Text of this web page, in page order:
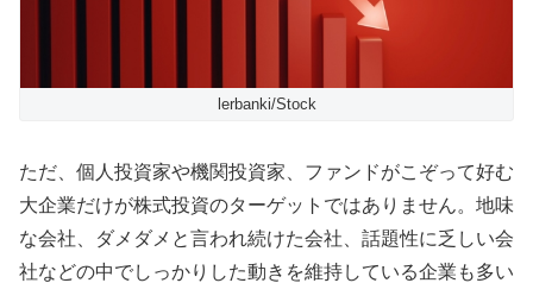
lerbanki/Stock
ただ、個人投資家や機関投資家、ファンドがこぞって好む
大企業だけが株式投資のターゲットではありません。地味
な会社、ダメダメと言われ続けた会社、話題性に乏しい会
社などの中でしっかりした動きを維持している企業も多い